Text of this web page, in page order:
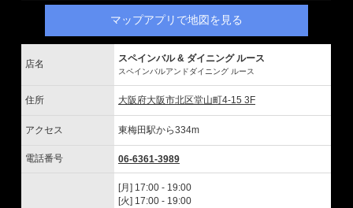
マップアプリで地図を見る
店名 スペインバル & ダイニング ルース
スペインバルアンドダイニング ルース
住所 大阪府大阪市北区堂山町4-15 3F
アクセス 東梅田駅から334m
電話番号 06-6361-3989
[月] 17:00 - 19:00
[火] 17:00 - 19:00